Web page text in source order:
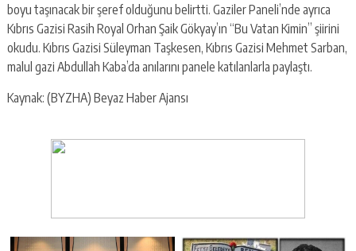
boyu taşınacak bir şeref olduğunu belirtti. Gaziler Paneli’nde ayrıca
Kıbrıs Gazisi Rasih Royal Orhan Şaik Gökyay’ın “Bu Vatan Kimin” şiirini
okudu. Kıbrıs Gazisi Süleyman Taşkesen, Kıbrıs Gazisi Mehmet Sarban,
malul gazi Abdullah Kaba’da anılarını panele katılanlarla paylaştı.
Kaynak: (BYZHA) Beyaz Haber Ajansı